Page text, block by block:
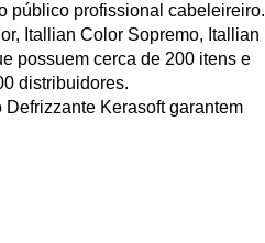
público profissional cabeleireiro.
Itallian Color Sopremo, Itallian
possuem cerca de 200 itens e
distribuidores.
Kerasoft garantem